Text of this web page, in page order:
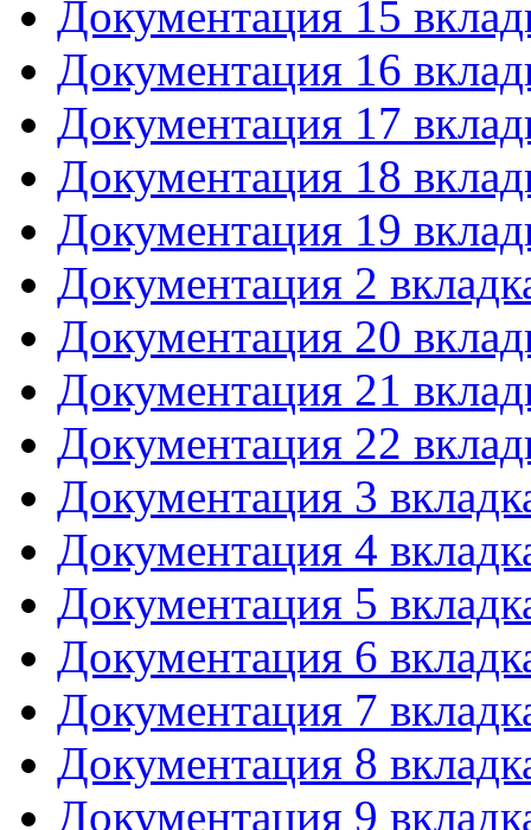
Документация 15
Документация 16
Документация 17
Документация 18
Документация 19
Документация 2
Документация 20
Документация 21
Документация 22
Документация 3
Документация 4
Документация 5
Документация 6
Документация 7
Документация 8
Документация 9